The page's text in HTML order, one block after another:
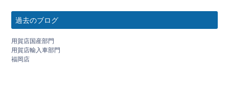
過去のブログ
用賀店国産部門
用賀店輸入車部門
福岡店